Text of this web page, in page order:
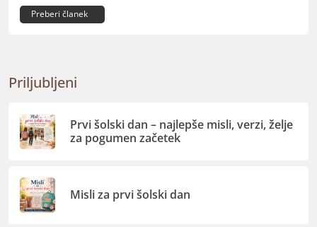
Preberi članek
Priljubljeni
Prvi šolski dan – najlepše misli, verzi, želje
za pogumen začetek
Misli za prvi šolski dan